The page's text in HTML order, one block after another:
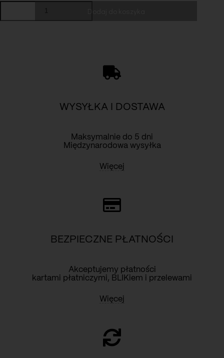
ilość
Elena
WYSYŁKA I DOSTAWA
Maksymalnie do 5 dni
Międzynarodowa wysyłka
Więcej
BEZPIECZNE PŁATNOŚCI
Akceptujemy płatności
kartami płatniczymi, BLIKiem i przelewami
Więcej